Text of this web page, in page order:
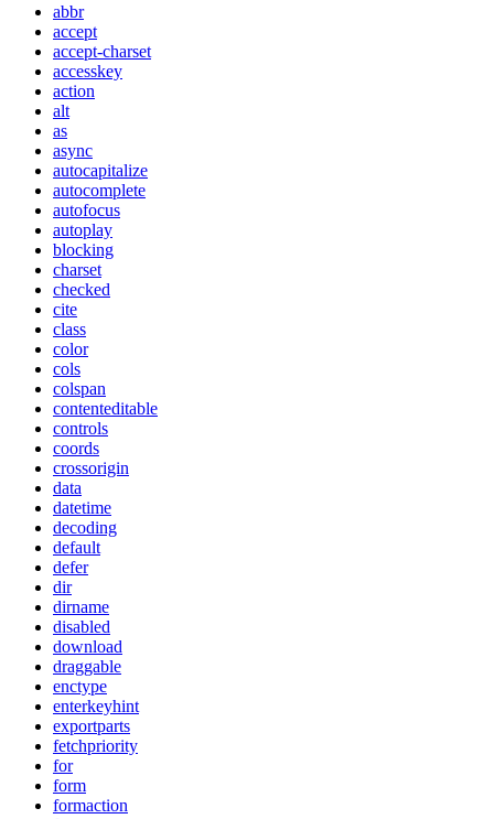
abbr
accept
accept-charset
accesskey
action
alt
as
async
autocapitalize
autocomplete
autofocus
autoplay
blocking
charset
checked
cite
class
color
cols
colspan
contenteditable
controls
coords
crossorigin
data
datetime
decoding
default
defer
dir
dirname
disabled
download
draggable
enctype
enterkeyhint
exportparts
fetchpriority
for
form
formaction